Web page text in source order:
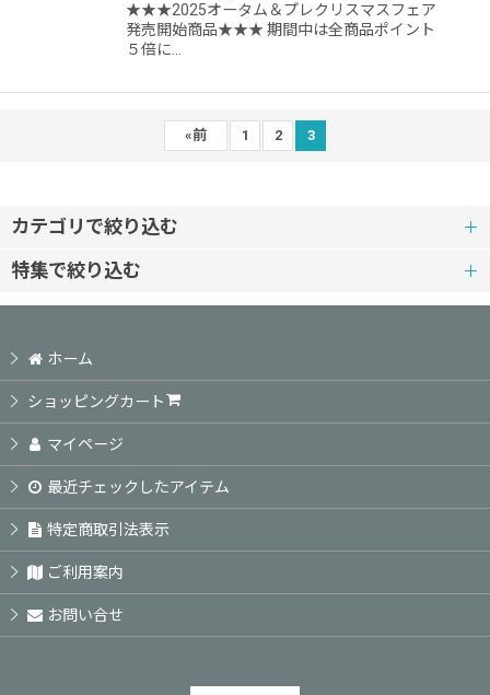
★★★2025オータム＆プレクリスマスフェア
発売開始商品★★★ 期間中は全商品ポイント
５倍に…
«前 1 2 3
カテゴリで絞り込む
ワイヤーレース・ジュエリー
小枝アクセサリー
ワイヤーモードスタイル
ソウタシエ：ネックレス・ペンダント・チョーカー
クロッシェ
特集で絞り込む
初中級レベル
中級レベル
中上級レベル
上級レベル
ＷＥＢレッスン
ホーム
ショッピングカート
マイページ
最近チェックしたアイテム
特定商取引法表示
ご利用案内
お問い合せ